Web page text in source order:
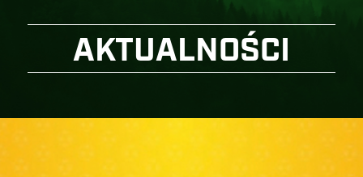
AKTUALNOŚCI